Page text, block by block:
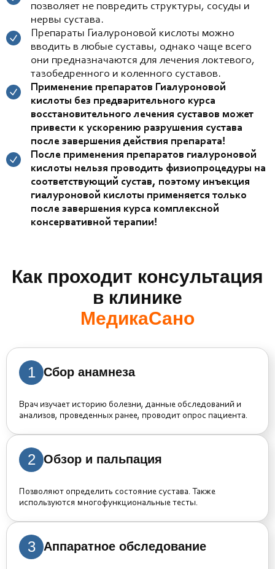
позволяет не повредить структуры, сосуды и
нервы сустава.
Препараты Гиалуроновой кислоты можно
вводить в любые суставы, однако чаще всего
они предназначаются для лечения локтевого,
тазобедренного и коленного суставов.
Применение препаратов Гиалуроновой
кислоты без предварительного курса
восстановительного лечения суставов может
привести к ускорению разрушения сустава
после завершения действия препарата!
После применения препаратов гиалуроновой
кислоты нельзя проводить физиопроцедуры на
соответствующий сустав, поэтому инъекция
гиалуроновой кислоты применяется только
после завершения курса комплексной
консервативной терапии!
Как проходит консультация
в клинике
МедикаСано
1 Сбор анамнеза
Врач изучает историю болезни, данные обследований и
анализов, проведенных ранее, проводит опрос пациента.
2 Обзор и пальпация
Позволяют определить состояние сустава. Также
используются многофункциональные тесты.
3 Аппаратное обследование